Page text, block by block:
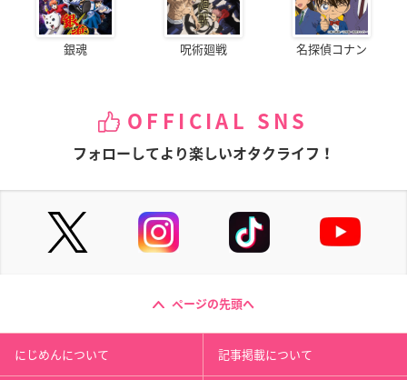
銀魂 呪術廻戦 名探偵コナン
OFFICIAL SNS
フォローしてより楽しいオタクライフ！
ページの先頭へ
にじめんについて 記事掲載について